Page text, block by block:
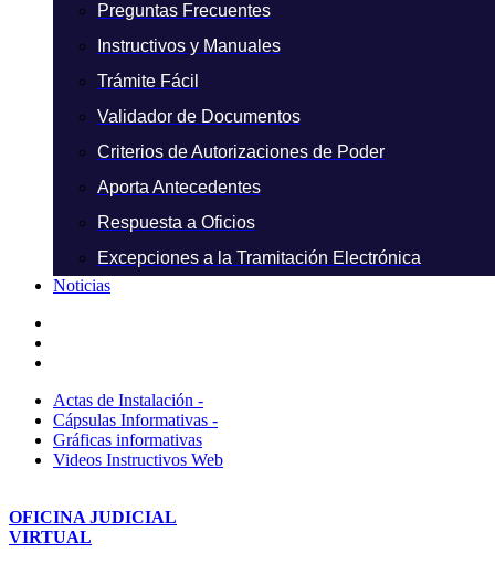
Preguntas Frecuentes
Instructivos y Manuales
Trámite Fácil
Validador de Documentos
Criterios de Autorizaciones de Poder
Aporta Antecedentes
Respuesta a Oficios
Excepciones a la Tramitación Electrónica
Noticias
Actas de Instalación -
Cápsulas Informativas -
Gráficas informativas
Videos Instructivos Web
OFICINA JUDICIAL
VIRTUAL